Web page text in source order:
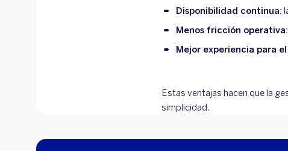
Disponibilidad continua:
Menos fricción operativa:
Mejor experiencia para
Estas ventajas hacen que la
simplicidad.